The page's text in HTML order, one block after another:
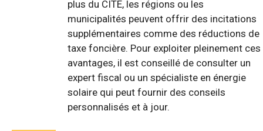
plus du CITE, les régions ou les
municipalités peuvent offrir des incitations
supplémentaires comme des réductions de
taxe foncière. Pour exploiter pleinement ces
avantages, il est conseillé de consulter un
expert fiscal ou un spécialiste en énergie
solaire qui peut fournir des conseils
personnalisés et à jour.